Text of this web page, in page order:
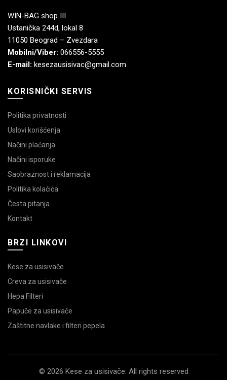
WIN-BAG shop III
Ustanička 244d, lokal 8
11050 Beograd – Zvezdara
Mobilni/Viber: 066556-5555
E-mail: kesezausisivac@gmail.com
KORISNIČKI SERVIS
Politika privatnosti
Uslovi korišćenja
Načini plaćanja
Načini isporuke
Saobraznost i reklamacija
Politika kolačića
Česta pitanja
Kontakt
BRZI LINKOVI
Kese za usisivače
Creva za usisivače
Hepa Filteri
Papuče za usisivače
Zaštitne navlake i filteri pepela
© 2026 Kese za usisivače. All rights reserved